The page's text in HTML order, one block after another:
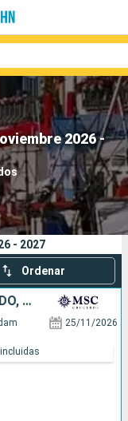
2026 -
Compañías
- 2027
Ordenar
PAISES BAJOS, FRANCIA, REINO UNIDO, ALEMANIA
25/11/2026